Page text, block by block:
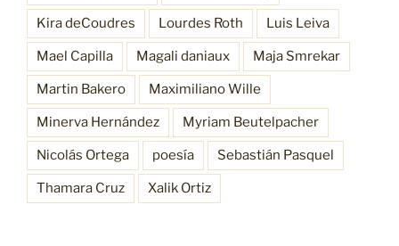
Kira deCoudres Lourdes Roth Luis Leiva
Mael Capilla Magali daniaux Maja Smrekar
Martin Bakero Maximiliano Wille
Minerva Hernández Myriam Beutelpacher
Nicolás Ortega poesía Sebastián Pasquel
Thamara Cruz Xalik Ortiz